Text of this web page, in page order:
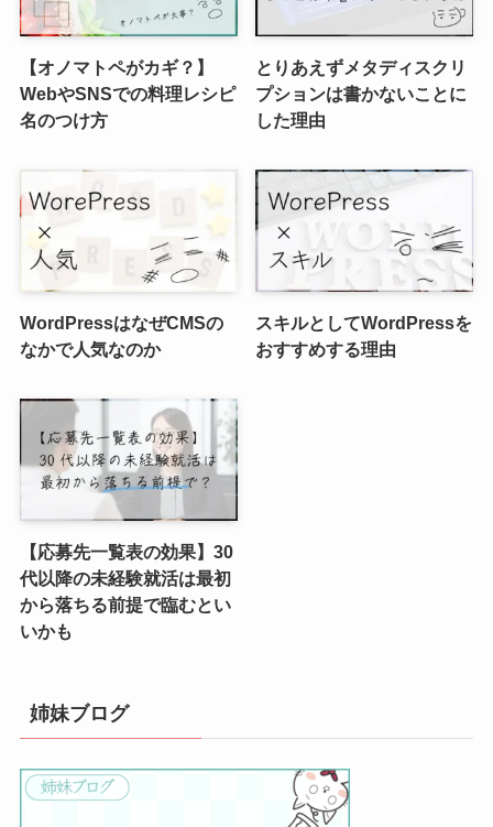
【オノマトペがカギ？】
WebやSNSでの料理レシピ
名のつけ方
とりあえずメタディスクリ
プションは書かないことに
した理由
WordPressはなぜCMSの
なかで人気なのか
スキルとしてWordPressを
おすすめする理由
【応募先一覧表の効果】30
代以降の未経験就活は最初
から落ちる前提で臨むとい
いかも
姉妹ブログ